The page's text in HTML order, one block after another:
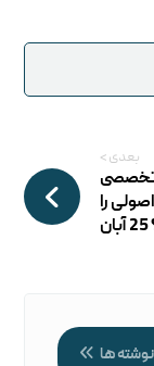
بعدی >
تخصصی
را
ها